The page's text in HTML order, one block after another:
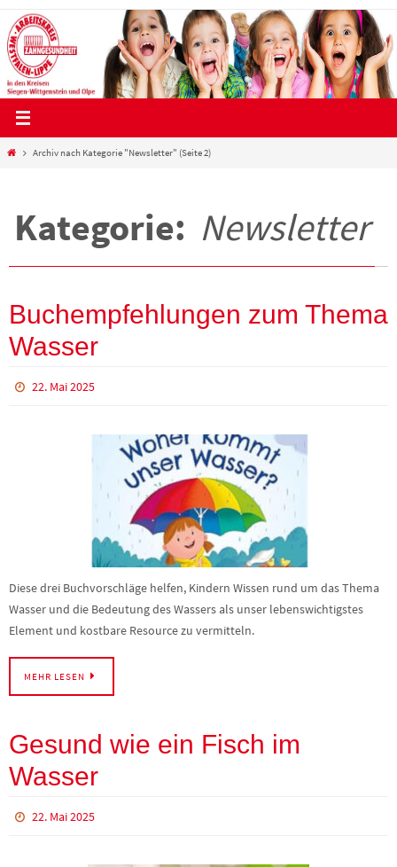
Zum
Inhalt
springen
StartArchiv nach Kategorie "Newsletter" (Seite 2)
Kategorie: Newsletter
Buchempfehlungen zum Thema
Wasser
22. Mai 2025
Diese drei Buchvorschläge helfen, Kindern Wissen rund um das Thema
Wasser und die Bedeutung des Wassers als unser lebenswichtigstes
Element und kostbare Resource zu vermitteln.
MEHR LESEN
Gesund wie ein Fisch im
Wasser
22. Mai 2025